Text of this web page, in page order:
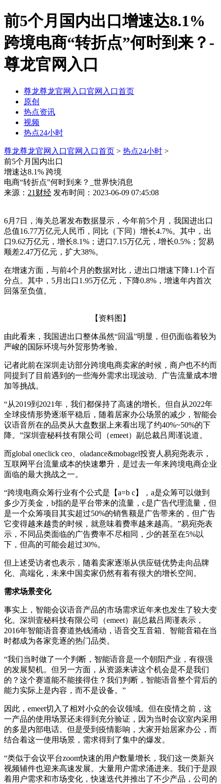
前5个月国内出口增速达8.1%
跨境电商“转折点”何时到来？-
尊龙官网入口
尊龙尊龙官网入口官网入口首页
原创
热点资讯
视频
热点24小时
尊龙尊龙官网入口官网入口首页 > 热点24小时 >
前5个月国内出口
增速达8.1% 跨境
电商“转折点”何时到来？_世界快消息
来源： 21财经 发布时间：2023-06-09 07:45:08
6月7日，海关总署发布数据显示，今年前5个月，我国进出口
总值16.77万亿元人民币，同比（下同）增长4.7%。其中，出
口9.62万亿元，增长8.1%；进口7.15万亿元，增长0.5%；贸易
顺差2.47万亿元，扩大38%。
在增速方面，与前4个月的数据对比，进出口增速下降1.1个百
分点。其中，5月出口1.95万亿元，下降0.8%，增速年内首次
回落至负值。
【资料图】
由此看来，我国进出口整体虽然“回温”明显，但仍面临着较为
严峻的国际环境与外贸形势考验。
记者此前在深圳走访部分跨境电商卖家的时候，商户也不约而
同提到了目前遇到的一些海外需求出现波动、广告流量成本增
加等挑战。
“从2019到2021年，我们都保持了高速的增长。但自从2022年
全球疫情形势逐渐平稳后，随着居家办公场景的减少，智能会
议语音所在的品类从大盘数据上来看出现了约40%~50%的下
降。”深圳壹秘科技有限公司（emeet）副总裁吕周谨说道。
而global oneclick ceo、oladance&mobagel投资人易宛尧表示，
互联网平台流量成本的快速攀升，是过去一年来跨境电商企业
面临的最大挑战之一。
“跨境电商众筹行业有个公式是【a=b c】，a是众筹可以做到
多少万美金，b指的是平台带来的流量，c是广告代理流量，但
是一个众筹项目其实超过50%的销售额是广告带来的，但广告
它变得越来越贵的时候，就意味着费率越来越高。”易宛尧表
示，不同品类面临的广告费率不尽相同，少的甚至在5%以
下，但高的可能会超过30%。
但上述受访者也表示，随着卖家逐渐从供应链优势走向品牌
化、高端化，未来中国卖家仍然有着有很大的增长空间。
需求场景变化
事实上，智能会议语音产品的市场需求近年来也发生了较大变
化。深圳壹秘科技有限公司（emeet）副总裁吕周谨表示，
2016年智能语音赛道热钱涌动，语音交互音箱、智能音箱在当
时都成为各家竞逐的热门品类。
“我们当时做了一个判断，智能语音是一个朝阳产业，有很强
的发展契机。但另一方面，从资源来讲这个机会是不是我们
的？这个赛道能不能接得住？我们判断，智能语音整个背后的
能力实际上是内容，而不是设备。”
因此，emeet切入了相对小众的会议领域。但在疫情之前，这
一产品的使用场景还未得到充分验证，因为当时会议室内采用
的多是内部电话。但是受到疫情影响，大家开始居家办公，而
结合着这一使用场景，需求得到了集中的爆发。
“类似于会议平台zoom快速的用户数量增长，我们这一类新兴
视频辅件也迎来高速发展。大量用户需求涌进来。我们于是跟
着用户需求和市场变化，快速迭代并推出了不少产品，公司的